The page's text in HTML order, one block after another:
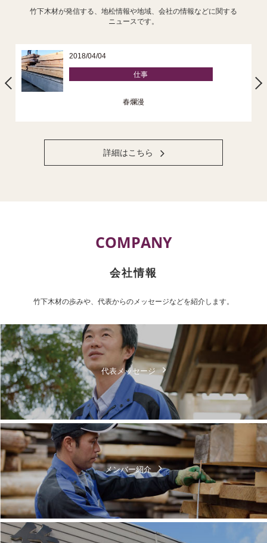
竹下木材が発信する、地松情報や地域、会社の情報などに関する
ニュースです。
2018/04/04
仕事
春爛漫
詳細はこちら
COMPANY
会社情報
竹下木材の歩みや、代表からのメッセージなどを紹介します。
代表メッセージ
メンバー紹介